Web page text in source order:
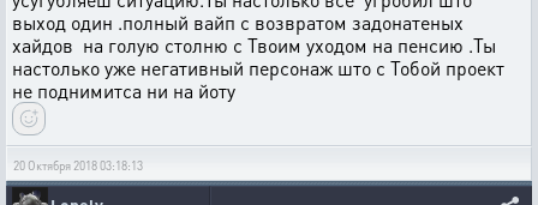
выход один .полный вайп с возвратом задонатеных
хайдов на голую столню с Твоим уходом на пенсию .Ты
настолько уже негативный персонаж што с Тобой проект
не поднимитса ни на йоту
20 Октября 2018 03:18:13